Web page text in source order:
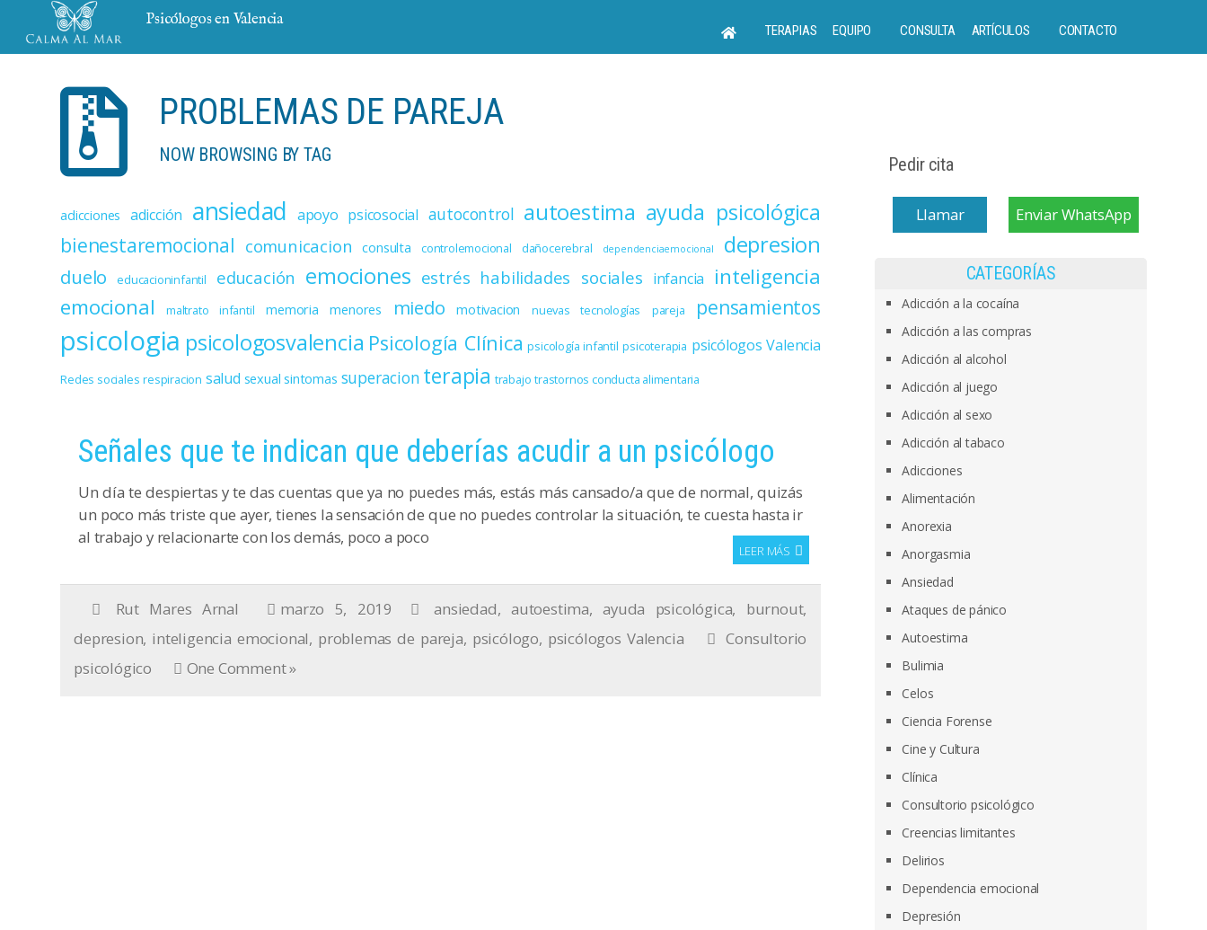
Psicólogos en Valencia
TERAPIAS EQUIPO CONSULTA ARTÍCULOS CONTACTO
PROBLEMAS DE PAREJA
NOW BROWSING BY TAG
adicciones adicción ansiedad apoyo psicosocial autocontrol autoestima ayuda psicológica
bienestaremocional comunicacion consulta controlemocional dañocerebral dependenciaemocional depresion
duelo educacioninfantil educación emociones estrés habilidades sociales infancia
inteligencia
emocional
maltrato infantil memoria menores miedo motivacion nuevas tecnologías pareja pensamientos
psicologia psicologosvalencia Psicología Clínica psicología infantil psicoterapia psicólogos Valencia
Redes sociales respiracion salud sexual sintomas superacion terapia trabajo trastornos conducta alimentaria
Señales que te indican que deberías acudir a un psicólogo
Un día te despiertas y te das cuentas que ya no puedes más, estás más cansado/a que de normal, quizás
un poco más triste que ayer, tienes la sensación de que no puedes controlar la situación, te cuesta hasta ir
al trabajo y relacionarte con los demás, poco a poco
LEER MÁS
Rut Mares Arnal marzo 5, 2019 ansiedad, autoestima,ayuda psicológica, burnout,
depresion, inteligencia emocional, problemas de pareja, psicólogo, psicólogos Valencia
Consultorio
psicológico
One Comment »
Pedir cita
Llamar Enviar WhatsApp
CATEGORÍAS
Adicción a la cocaína
Adicción a las compras
Adicción al alcohol
Adicción al juego
Adicción al sexo
Adicción al tabaco
Adicciones
Alimentación
Anorexia
Anorgasmia
Ansiedad
Ataques de pánico
Autoestima
Bulimia
Celos
Ciencia Forense
Cine y Cultura
Clínica
Consultorio psicológico
Creencias limitantes
Delirios
Dependencia emocional
Depresión